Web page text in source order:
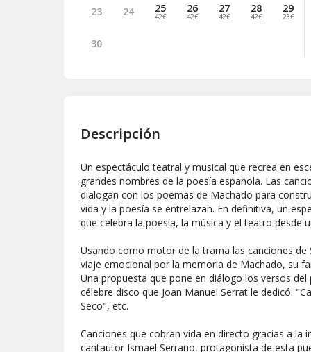
23 24 25
42€
26
42€
27
42€
28
42€
29
23€
30
Descripción
Un espectáculo teatral y musical que recrea en
grandes nombres de la poesía española. Las
dialogan con los poemas de Machado para
vida y la poesía se entrelazan. En definitiva, un
que celebra la poesía, la música y el teatro desde
Usando como motor de la trama las canciones
viaje emocional por la memoria de Machado, su
Una propuesta que pone en diálogo los versos
célebre disco que Joan Manuel Serrat le dedicó:
Seco", etc.
Canciones que cobran vida en directo gracias a la
cantautor Ismael Serrano, protagonista de esta